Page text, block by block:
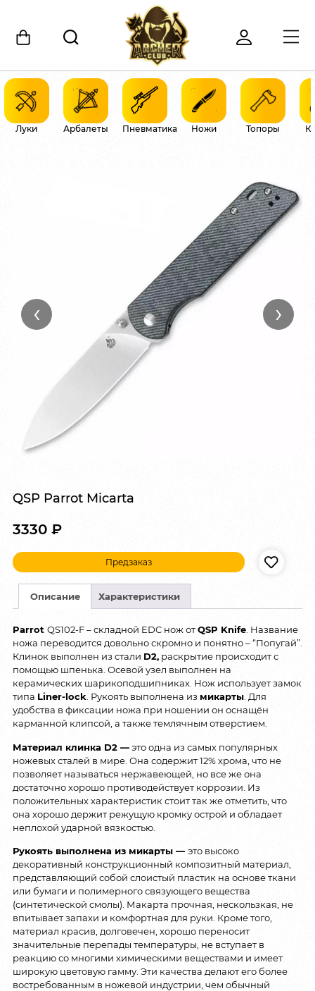
Луки Арбалеты Пневматика Ножи Топоры
‹ ›
QSP Parrot Micarta
3330 ₽
Предзаказ
Описание Характеристики
Parrot QS102-F – складной EDC нож отQSP Knife . Название
ножа переводится довольно скромно и понятно – “Попугай”.
Клинок выполнен из стали D2, раскрытие происходит с
помощью шпенька. Осевой узел выполнен на
керамических шарикоподшипниках. Нож использует замок
типа Liner-lock . Рукоять выполнена из микарты . Для
удобства в фиксации ножа при ношении он оснащён
карманной клипсой, а также темлячным отверстием.
Материал клинка D2 —это одна из самых популярных
ножевых сталей в мире. Она содержит 12% хрома, что не
позволяет называться нержавеющей, но все же она
достаточно хорошо противодействует коррозии. Из
положительных характеристик стоит так же отметить, что
она хорошо держит режущую кромку острой и обладает
неплохой ударной вязкостью.
Рукоять выполнена из микарты — это высоко
декоративный конструкционный композитный материал,
представляющий собой слоистый пластик на основе ткани
или бумаги и полимерного связующего вещества
(синтетической смолы). Макарта прочная, нескользкая, не
впитывает запахи и комфортная для руки. Кроме того,
материал красив, долговечен, хорошо переносит
значительные перепады температуры, не вступает в
реакцию со многими химическими веществами и имеет
широкую цветовую гамму. Эти качества делают его более
востребованным в ножевой индустрии, чем обычный